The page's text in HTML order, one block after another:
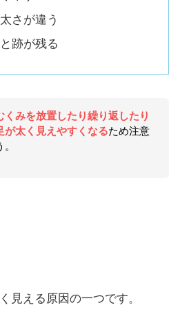
さが違う
跡が残る
くみを放置したり繰り返したり
が太く見えやすくなるため注意
見える原因の一つです。